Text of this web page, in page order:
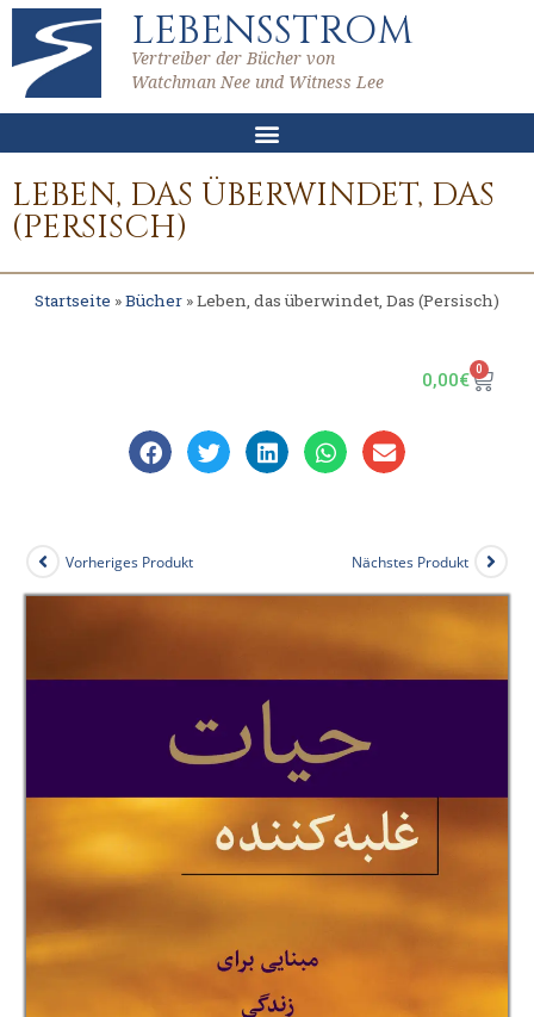
LEBENSSTROM
Vertreiber der Bücher von
Watchman Nee und Witness Lee
LEBEN, DAS ÜBERWINDET, DAS
(PERSISCH)
Startseite »Bücher »Leben, das überwindet, Das (Persisch)
0,00€ 0
Vorheriges Produkt Nächstes Produkt